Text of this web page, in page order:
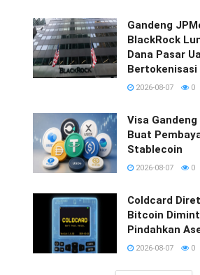
Gandeng
BlackRock
Dana Pasar
Bertokenisasi
2026-08-07 0
Visa
Buat
Stablecoin
2026-08-07 0
Coldcard
Bitcoin
Pindahkan
2026-08-07 0